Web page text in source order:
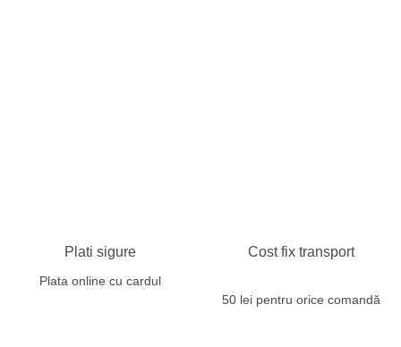
Plati sigure
Plata online cu cardul
Cost fix transport
50 lei pentru orice comandă